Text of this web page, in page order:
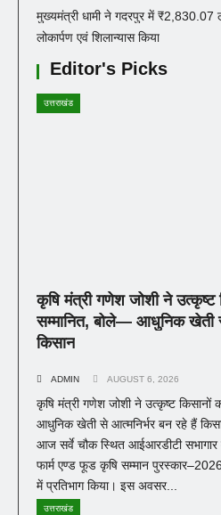
मुख्यमंत्री धामी ने गदरपुर में ₹2,830.07
लोकार्पण एवं शिलान्यास किया
Editor's Picks
उत्तराखंड
कृषि मंत्री गणेश जोशी ने उत्कृष्ट
सम्मानित, बोले— आधुनिक खेती
किसान
ADMIN AUGUST 6, 2026
कृषि मंत्री गणेश जोशी ने उत्कृष्ट किसानों
आधुनिक खेती से आत्मनिर्भर बन रहे हैं
आज सर्वे चौक स्थित आईआरडीटी
फार्म एण्ड फूड कृषि सम्मान
में प्रतिभाग किया। इस अवसर...
उत्तराखंड